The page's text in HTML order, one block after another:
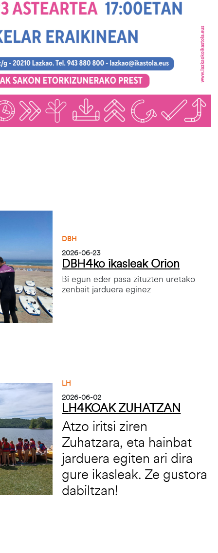
DBH
2026-06-23
DBH4ko ikasleak Orion
Bi egun eder pasa zituzten uretako
zenbait jarduera eginez
LH
2026-06-02
LH4KOAK ZUHATZAN
Atzo iritsi ziren
Zuhatzara, eta hainbat
jarduera egiten ari dira
gure ikasleak. Ze gustora
dabiltzan!